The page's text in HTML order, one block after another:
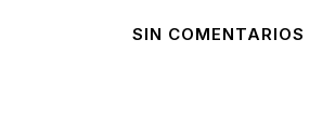
SIN COMENTARIOS